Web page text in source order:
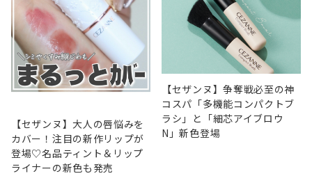
【セザンヌ】大人の唇悩みを
カバー！注目の新作リップが
登場♡名品ティント＆リップ
ライナーの新色も発売
【セザンヌ】争奪戦必至の神
コスパ「多機能コンパクトブ
ラシ」と「細芯アイブロウ
N」新色登場